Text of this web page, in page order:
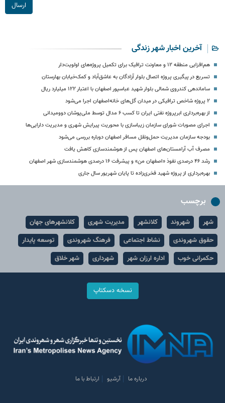
ارسال
آخرین اخبار شهر زندگی
هم‌افزایی منطقه ۱۲ و معاونت ترافیک برای تکمیل پروژه‌های اولویت‌دار
تسریع در پیگیری پروژه اتصال بلوار آزادگان به عاشق‌آباد و کمک‌خیابان بهارستان
ساماندهی کندروی شمالی بلوار شهید عباسپور اصفهان با اعتبار ۱۲۲ میلیارد ریال
۲ پروژه شاخص ترافیکی در میدان گل‌های خانه‌اصفهان اجرا می‌شود
از بهره‌برداری ابرپروژه نفتی ایران تا کسب ۶ مدال توسط ملی‌پوشان دوومیدانی
اجرای مصوبات شورای سازمان زیباسازی با محوریت پیرایش شهری و مدیریت دارایی‌ها
بودجه سازمان مدیریت حمل‌ونقل مسافر اصفهان دوباره بررسی می‌شود
مصرف آب آرامستان‌های اصفهان پس از هوشمندسازی کاهش یافت
رشد ۴۶ درصدی نفوذ «اصفهان من» و پیشرفت ۱۶ درصدی هوشمندسازی شهر اصفهان
بهره‌برداری از پروژه شهید فخری‌زاده تا پایان شهریور سال جاری
برچسب
شهر شهروند کلانشهر مدیریت شهری
کلانشهرهای جهان
حقوق شهروندی
نشاط اجتماعی فرهنگ شهروندی
توسعه پایدار
حکمرانی خوب
اداره ارزان شهر شهرداری شهر خلاق
نسخه دسکتاپ
درباره ما آرشیو ارتباط با ما